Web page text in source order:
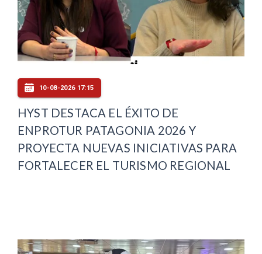
10-08-2026 17:15
HYST DESTACA EL ÉXITO DE
ENPROTUR PATAGONIA 2026 Y
PROYECTA NUEVAS INICIATIVAS PARA
FORTALECER EL TURISMO REGIONAL